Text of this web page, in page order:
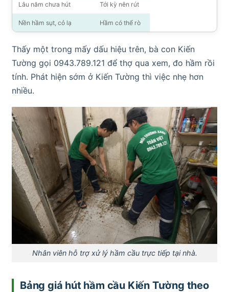
Lâu năm chưa hút Tới kỳ nên rút
Nền hầm sụt, cỏ lạ Hầm có thể rò
Thấy một trong mấy dấu hiệu trên, bà con Kiến
Tường gọi 0943.789.121 để thợ qua xem, đo hầm rồi
tính. Phát hiện sớm ở Kiến Tường thì việc nhẹ hơn
nhiều.
Nhân viên hỗ trợ xử lý hầm cầu trực tiếp tại nhà.
Bảng giá hút hầm cầu Kiến Tường theo